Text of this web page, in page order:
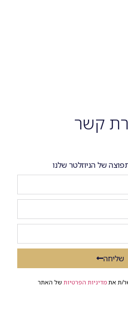
קשר
של הניוזלטר שלנו
שליחה
ת אתמדיניות הפרטיות של האתר